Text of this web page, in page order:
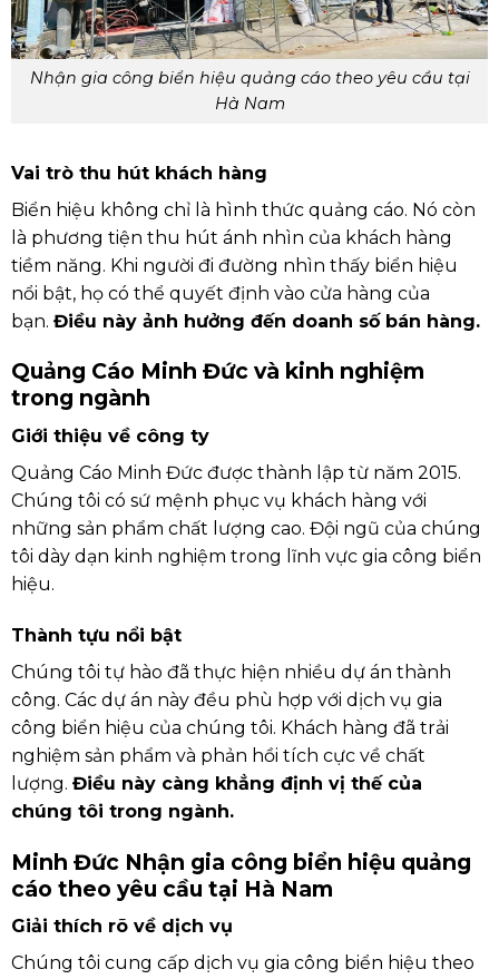
Nhận gia công biển hiệu quảng cáo theo yêu cầu tại
Hà Nam
Vai trò thu hút khách hàng
Biển hiệu không chỉ là hình thức quảng cáo. Nó còn
là phương tiện thu hút ánh nhìn của khách hàng
tiềm năng. Khi người đi đường nhìn thấy biển hiệu
nổi bật, họ có thể quyết định vào cửa hàng của
bạn. Điều này ảnh hưởng đến doanh số bán hàng.
Quảng Cáo Minh Đức và kinh nghiệm
trong ngành
Giới thiệu về công ty
Quảng Cáo Minh Đức được thành lập từ năm 2015.
Chúng tôi có sứ mệnh phục vụ khách hàng với
những sản phẩm chất lượng cao. Đội ngũ của chúng
tôi dày dạn kinh nghiệm trong lĩnh vực gia công biển
hiệu.
Thành tựu nổi bật
Chúng tôi tự hào đã thực hiện nhiều dự án thành
công. Các dự án này đều phù hợp với dịch vụ gia
công biển hiệu của chúng tôi. Khách hàng đã trải
nghiệm sản phẩm và phản hồi tích cực về chất
lượng. Điều này càng khẳng định vị thế của
chúng tôi trong ngành.
Minh Đức Nhận gia công biển hiệu quảng
cáo theo yêu cầu tại Hà Nam
Giải thích rõ về dịch vụ
Chúng tôi cung cấp dịch vụ gia công biển hiệu theo